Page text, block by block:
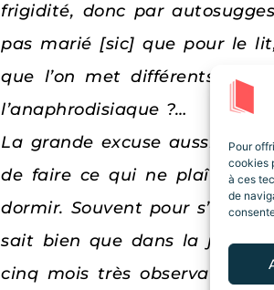
Pour
cookies
à ces
de
frigidité, donc par
pas marié [sic] que pour le
que l’on met différents
l’anaphrodisiaque ?…
La grande excuse aussi,
de faire ce qui ne plaît
dormir. Souvent pour s’en
sait bien que dans la
cinq mois très observateur,